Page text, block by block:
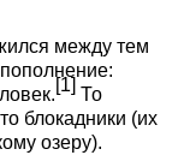
между тем
[1] То
блокадники (их
озеру).